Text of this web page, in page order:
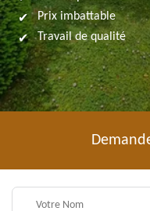
Prix imbattable
Travail de qualité